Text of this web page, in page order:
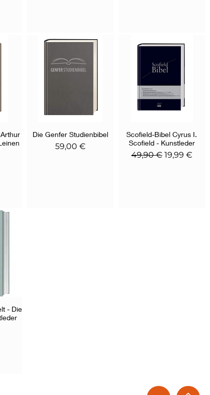
Schnellansicht
Die Genfer Studienbibel
Preis
59,00 €
Schnellansicht
Scofield-Bibel Cyrus I.
Scofield - Kunstleder
Standardpreis
49,90 € Sale-Preis
19,99 €
- Die